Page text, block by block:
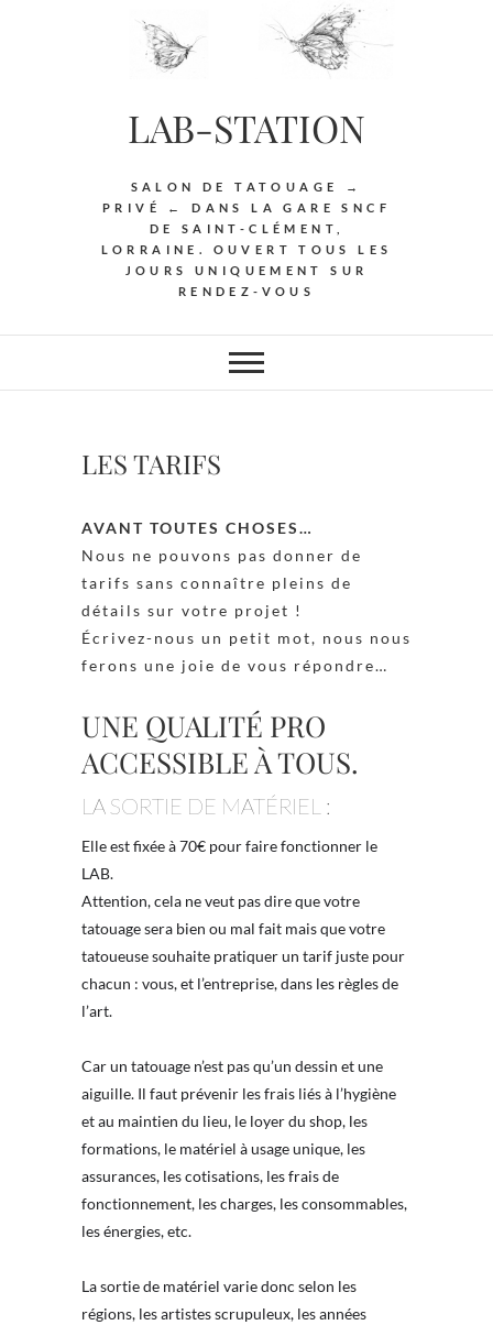
LAB-STATION
SALON DE TATOUAGE →
PRIVÉ ← DANS LA GARE SNCF
DE SAINT-CLÉMENT,
LORRAINE. OUVERT TOUS LES
JOURS UNIQUEMENT SUR
RENDEZ-VOUS
LES TARIFS
AVANT TOUTES CHOSES…
Nous ne pouvons pas donner de
tarifs sans connaître pleins de
détails sur votre projet !
Écrivez-nous un petit mot, nous nous
ferons une joie de vous répondre…
UNE QUALITÉ PRO
ACCESSIBLE À TOUS.
LA SORTIE DE MATÉRIEL :
Elle est fixée à 70€ pour faire fonctionner le
LAB.
Attention, cela ne veut pas dire que votre
tatouage sera bien ou mal fait mais que votre
tatoueuse souhaite pratiquer un tarif juste pour
chacun : vous, et l’entreprise, dans les règles de
l’art.
Car un tatouage n’est pas qu’un dessin et une
aiguille. Il faut prévenir les frais liés à l’hygiène
et au maintien du lieu, le loyer du shop, les
formations, le matériel à usage unique, les
assurances, les cotisations, les frais de
fonctionnement, les charges, les consommables,
les énergies, etc.
La sortie de matériel varie donc selon les
régions, les artistes scrupuleux, les années